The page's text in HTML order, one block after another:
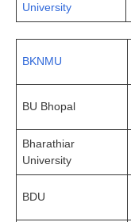
University
BKNMU
BU Bhopal
Bharathiar
University
BDU